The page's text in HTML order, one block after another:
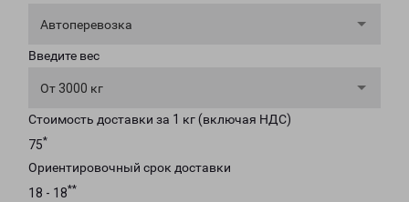
Автоперевозка
Введите вес
От 3000 кг
Стоимость доставки за 1 кг (включая НДС)
75*
Ориентировочный срок доставки
18 - 18**